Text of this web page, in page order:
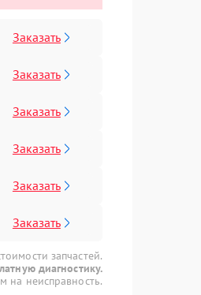
Заказать
Заказать
Заказать
Заказать
Заказать
Заказать
запчастей.
диагностику.
на неисправность.